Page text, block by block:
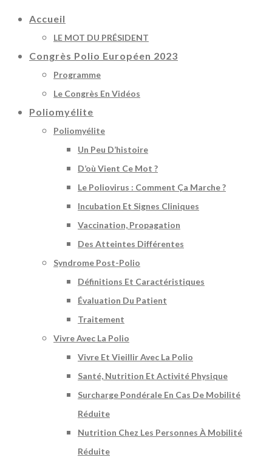
Accueil
LE MOT DU PRÉSIDENT
Congrès Polio Européen 2023
Programme
Le Congrès En Vidéos
Poliomyélite
Poliomyélite
Un Peu D’histoire
D’où Vient Ce Mot ?
Le Poliovirus : Comment Ça Marche ?
Incubation Et Signes Cliniques
Vaccination, Propagation
Des Atteintes Différentes
Syndrome Post-Polio
Définitions Et Caractéristiques
Évaluation Du Patient
Traitement
Vivre Avec La Polio
Vivre Et Vieillir Avec La Polio
Santé, Nutrition Et Activité Physique
Surcharge Pondérale En Cas De Mobilité
Réduite
Nutrition Chez Les Personnes À Mobilité
Réduite